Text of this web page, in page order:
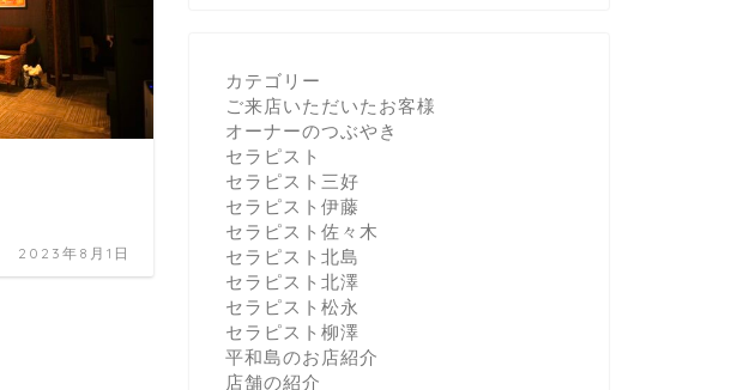
2023年8月1日
カテゴリー
ご来店いただいたお客様
オーナーのつぶやき
セラピスト
セラピスト三好
セラピスト伊藤
セラピスト佐々木
セラピスト北島
セラピスト北澤
セラピスト松永
セラピスト柳澤
平和島のお店紹介
店舗の紹介